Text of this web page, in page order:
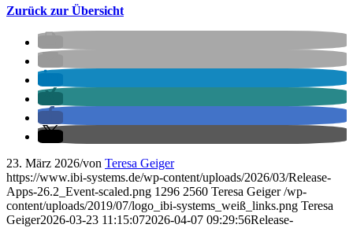
Zurück zur Übersicht
23. März 2026/von Teresa Geiger
https://www.ibi-systems.de/wp-content/uploads/2026/03/Release-
Apps-26.2_Event-scaled.png 1296 2560 Teresa Geiger /wp-
content/uploads/2019/07/logo_ibi-systems_weiß_links.png Teresa
Geiger2026-03-23 11:15:072026-04-07 09:29:56Release-